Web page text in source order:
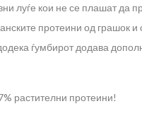
луѓе кои не се плашат да
протеини од грашок и
ѓумбирот додава
растителни протеини!